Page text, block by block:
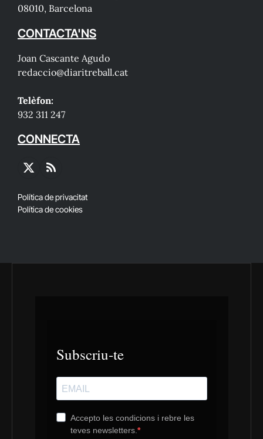
08010, Barcelona
CONTACTA'NS
Joan Cascante Agudo
redaccio@diaritreball.cat
Telèfon:
932 311 247
CONNECTA
X
RSS
Política de privacitat
Política de cookies